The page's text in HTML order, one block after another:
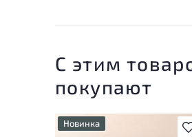
С этим
покупают
В
Новинка